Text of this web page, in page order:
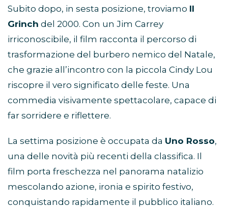
Subito dopo, in sesta posizione, troviamo Il
Grinch del 2000. Con un Jim Carrey
irriconoscibile, il film racconta il percorso di
trasformazione del burbero nemico del Natale,
che grazie all’incontro con la piccola Cindy Lou
riscopre il vero significato delle feste. Una
commedia visivamente spettacolare, capace di
far sorridere e riflettere.
La settima posizione è occupata da Uno Rosso,
una delle novità più recenti della classifica. Il
film porta freschezza nel panorama natalizio
mescolando azione, ironia e spirito festivo,
conquistando rapidamente il pubblico italiano.